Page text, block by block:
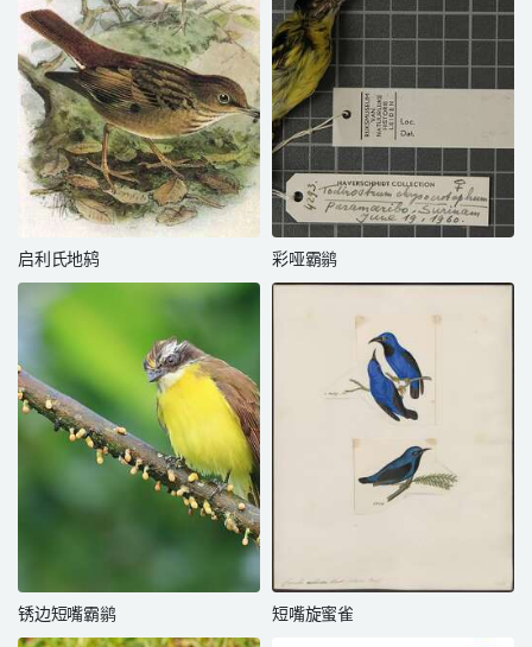
启利氏地鸫 彩哑霸鹟
锈边短嘴霸鹟 短嘴旋蜜雀